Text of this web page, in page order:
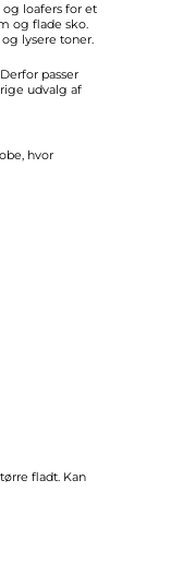
loafers for et
og flade sko.
lysere toner.
passer
udvalg af
hvor
fladt. Kan